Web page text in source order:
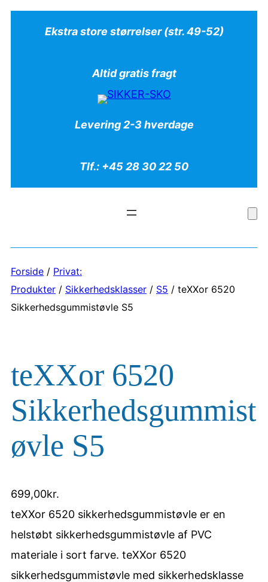
Ekstra store størrelser (str. 49-52)
Altid gratis fragt
Levering 2-3 hverdage
Tlf.: +45 28 30 22 50
Forside / Privat:
Produkter / Sikkerhedsklasser / S5 / teXXor 6520
Sikkerhedsgummistøvle S5
teXXor 6520
Sikkerhedsgummist
øvle S5
699,00kr.
teXXor 6520 sikkerhedsgummistøvle er en
helstøbt sikkerhedsgummistøvle af PVC
materiale i sort farve. teXXor 6520
sikkerhedsgummistøvle med sikkerhedsklasse